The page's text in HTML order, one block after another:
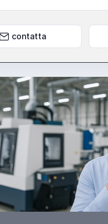
contatta